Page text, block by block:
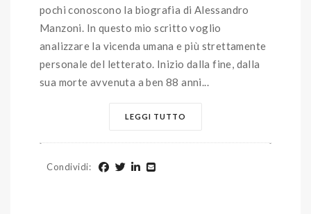
pochi conoscono la biografia di Alessandro
Manzoni. In questo mio scritto voglio
analizzare la vicenda umana e più strettamente
personale del letterato. Inizio dalla fine, dalla
sua morte avvenuta a ben 88 anni...
LEGGI TUTTO
Condividi: